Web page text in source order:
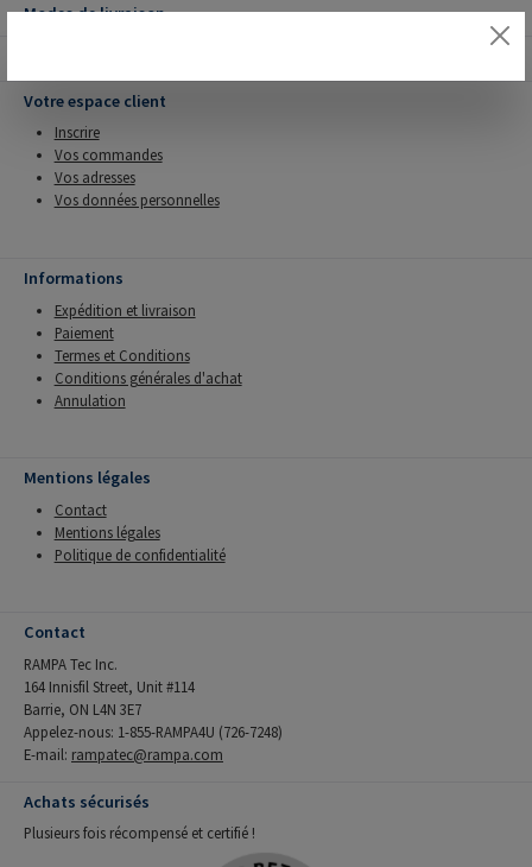
Modes de livraison
Votre espace client
Inscrire
Vos commandes
Vos adresses
Vos données personnelles
Informations
Expédition et livraison
Paiement
Termes et Conditions
Conditions générales d'achat
Annulation
Mentions légales
Contact
Mentions légales
Politique de confidentialité
Contact
RAMPA Tec Inc.
164 Innisfil Street, Unit #114
Barrie, ON L4N 3E7
Appelez-nous: 1-855-RAMPA4U (726-7248)
E-mail: rampatec@rampa.com
Achats sécurisés
Plusieurs fois récompensé et certifié !